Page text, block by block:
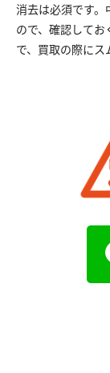
消去は必須です。
ので、確認して
で、買取の際にス